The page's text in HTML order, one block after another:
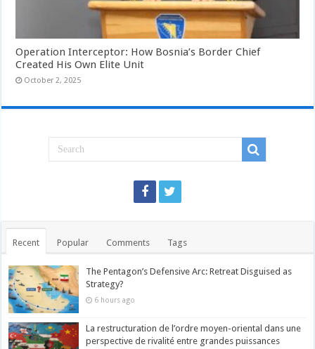
Operation Interceptor: How Bosnia’s Border Chief
Created His Own Elite Unit
October 2, 2025
Recent Popular Comments Tags
The Pentagon’s Defensive Arc: Retreat Disguised as
Strategy?
6 hours ago
La restructuration de l’ordre moyen-oriental dans une
perspective de rivalité entre grandes puissances